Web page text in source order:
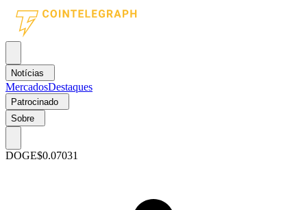
Notícias
MercadosDestaques
Patrocinado
Sobre
DOGE$0.07031